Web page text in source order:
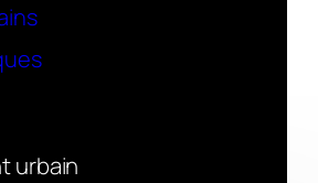
urbain